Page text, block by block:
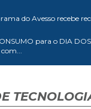
do Avesso recebe
para o DIA